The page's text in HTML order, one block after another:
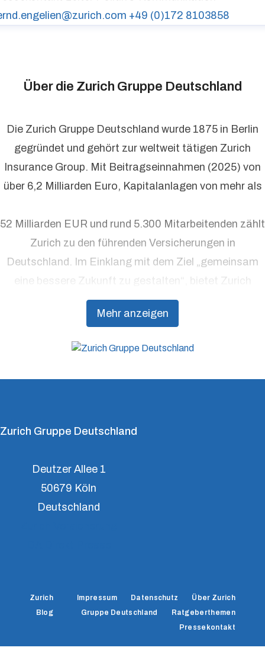
+49 (0)172 8103858
Über die Zurich Gruppe Deutschland
Mehr anzeigen
Die Zurich Gruppe Deutschland wurde 1875 in Berlin
gegründet und gehört zur weltweit tätigen Zurich
Insurance Group. Mit Beitragseinnahmen (2025) von
über 6,2 Milliarden Euro, Kapitalanlagen von mehr als
52 Milliarden EUR und rund 5.300 Mitarbeitenden zählt
Zurich zu den führenden Versicherungen in
Deutschland. Im Einklang mit dem Ziel „gemeinsam
eine bessere Zukunft zu gestalten“, bietet Zurich
Präventionsdienstleistungen an, die über traditionelle
Versicherungsprodukte hinausgehen, um Kunden
Zurich Gruppe Deutschland
Deutzer Allee 1
50679 Köln
Deutschland